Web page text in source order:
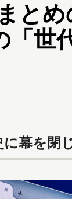
と
「世
に幕を閉